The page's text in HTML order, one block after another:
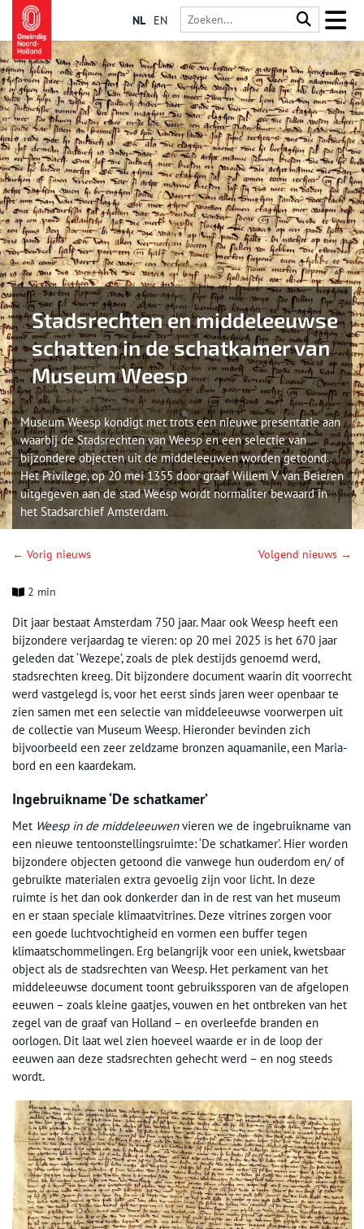
NL EN
Stadsrechten en middeleeuwse
schatten in de schatkamer van
Museum Weesp
Museum Weesp kondigt met trots een nieuwe presentatie aan
waarbij de Stadsrechten van Weesp en een selectie van
bijzondere objecten uit de middeleeuwen worden getoond.
Het Privilege, op 20 mei 1355 door graaf Willem V van Beieren
uitgegeven aan de stad Weesp wordt normaliter bewaard in
het Stadsarchief Amsterdam.
← Vorig nieuws Volgend nieuws →
2 min
Dit jaar bestaat Amsterdam 750 jaar. Maar ook Weesp heeft een
bijzondere verjaardag te vieren: op 20 mei 2025 is het 670 jaar
geleden dat ‘Wezepe’, zoals de plek destijds genoemd werd,
stadsrechten kreeg. Dit bijzondere document waarin dit voorrecht
werd vastgelegd is, voor het eerst sinds jaren weer openbaar te
zien samen met een selectie van middeleeuwse voorwerpen uit
de collectie van Museum Weesp. Hieronder bevinden zich
bijvoorbeeld een zeer zeldzame bronzen aquamanile, een Maria-
bord en een kaardekam.
Ingebruikname ‘De schatkamer’
Met Weesp in de middeleeuwenvieren we de ingebruikname van
een nieuwe tentoonstellingsruimte: ‘De schatkamer’. Hier worden
bijzondere objecten getoond die vanwege hun ouderdom en/ of
gebruikte materialen extra gevoelig zijn voor licht. In deze
ruimte is het dan ook donkerder dan in de rest van het museum
en er staan speciale klimaatvitrines. Deze vitrines zorgen voor
een goede luchtvochtigheid en vormen een buffer tegen
klimaatschommelingen. Erg belangrijk voor een uniek, kwetsbaar
object als de stadsrechten van Weesp. Het perkament van het
middeleeuwse document toont gebruikssporen van de afgelopen
eeuwen – zoals kleine gaatjes, vouwen en het ontbreken van het
zegel van de graaf van Holland – en overleefde branden en
oorlogen. Dit laat wel zien hoeveel waarde er in de loop der
eeuwen aan deze stadsrechten gehecht werd – en nog steeds
wordt.